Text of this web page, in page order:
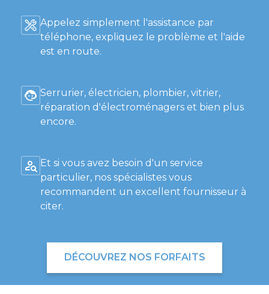
Appelez simplement l'assistance par
téléphone, expliquez le problème et l'aide
est en route.
Serrurier, électricien, plombier, vitrier,
réparation d'électroménagers et bien plus
encore.
Et si vous avez besoin d'un service
particulier, nos spécialistes vous
recommandent un excellent fournisseur à
citer.
DÉCOUVREZ NOS FORFAITS